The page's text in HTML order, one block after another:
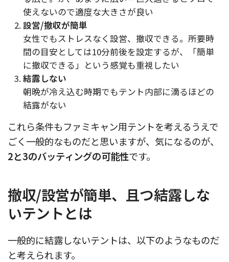
使えないので適度な大きさが良い
設営/撤収が簡単
女性でもストレスなく設営、撤収できる。所要時
間の目安としては10分前後を設定するが、「簡単
に撤収できる」という感覚も重視したい
結露しない
朝晩が冷え込む時期でもテント内部に滴るほどの
結露がない
これら条件もファミキャン用テントを考えるうえで
ごく一般的なものだと思いますが、気になるのが、
2と3のバッティングの可能性です。
撤収/設営が簡単、且つ結露しな
いテントとは
一般的に結露しないテントは、以下のようなものだ
と考えられます。